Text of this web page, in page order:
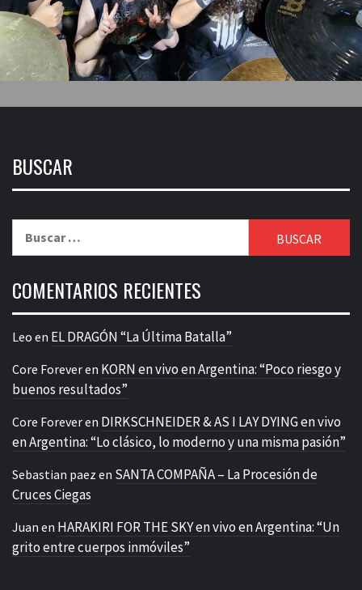
BUSCAR
COMENTARIOS RECIENTES
Leo en EL DRAGÓN “La Última Batalla”
Core Foreveren KORN en vivo en Argentina: “Poco riesgo y
buenos resultados”
Core Foreveren DIRKSCHNEIDER & AS I LAY DYING en vivo
en Argentina: “Lo clásico, lo moderno y una misma pasión”
Sebastian paez en SANTA COMPAÑA – La Procesión de
Cruces Ciegas
Juan en HARAKIRI FOR THE SKY en vivo en Argentina: “Un
grito entre cuerpos inmóviles”